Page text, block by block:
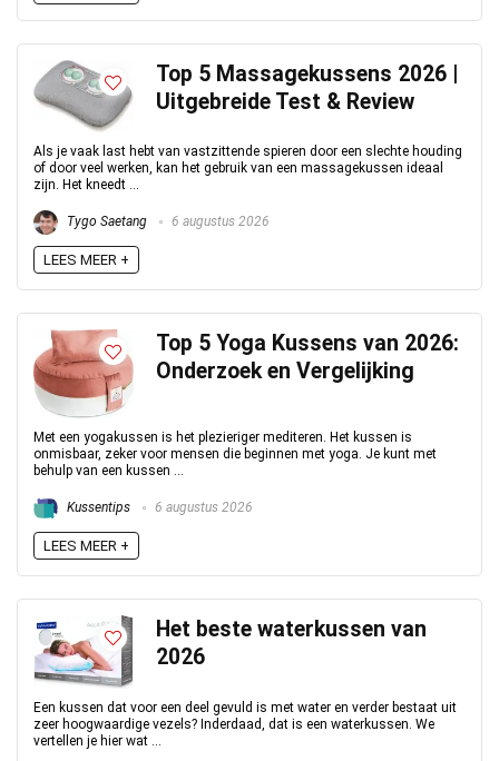
Top 5 Massagekussens 2026 |
Uitgebreide Test & Review
Als je vaak last hebt van vastzittende spieren door een slechte houding
of door veel werken, kan het gebruik van een massagekussen ideaal
zijn. Het kneedt ...
Tygo Saetang 6 augustus 2026
LEES MEER +
Top 5 Yoga Kussens van 2026:
Onderzoek en Vergelijking
Met een yogakussen is het plezieriger mediteren. Het kussen is
onmisbaar, zeker voor mensen die beginnen met yoga. Je kunt met
behulp van een kussen ...
Kussentips 6 augustus 2026
LEES MEER +
Het beste waterkussen van
2026
Een kussen dat voor een deel gevuld is met water en verder bestaat uit
zeer hoogwaardige vezels? Inderdaad, dat is een waterkussen. We
vertellen je hier wat ...